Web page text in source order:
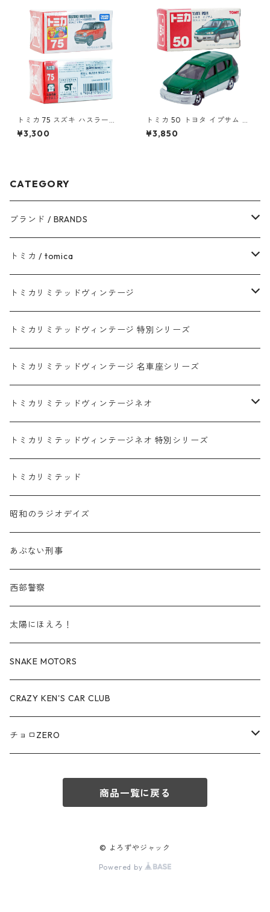
トミカ 75 スズキ ハスラー
（初回特別仕様）#10801757
¥3,300
トミカ 50 トヨタ イプサム #1
0306672
¥3,850
CATEGORY
ブランド / BRANDS
トヨタ / TOYOTA
ダイハツ / DAIHATSU
マツダ / MAZDA
ホンダ / HONDA
日産 / NISSAN
スバル / SUBARU
スズキ / SUZUKI
三菱 / MITSUBISHI
シボレー / Chevrolet
ビー・エム・ダブリュー / BMW
レクサス / LEXUS
アウディ / Audi
ロータス / LOTUS
三菱ふそう/ MITSUBISHI FUSO
トミカ / tomica
赤箱 - 現行トミカ
赤箱 - 限定トミカ 初回特別カラー
赤箱 - 絶版（廃盤）トミカ No.1-120
赤箱 - 絶版（廃盤）トミカ No.1-9
赤箱 - 絶版（廃盤）トミカ No.10-19
赤箱 - 絶版（廃盤）トミカ No.60-69
赤箱 - 絶版（廃盤）トミカ No.70-79
赤箱 - 絶版（廃盤）トミカ No.110-119
赤箱 - 絶版（廃盤）ロングトミカ No.121-
赤箱 - 車種別
乗用車
商用車・公用車
トミカリミテッドヴィンテージ
TLV - NEW LINEUP
TLV - No. LV-00-195
TLV - No. LV-00-09
TLV - No. LV-10-19
TLV - No. LV-60-69
TLV - No. LV-70-79
TLV - No. LV-110-119
TLV - 車種別
乗用車
商用車・公用車
トミカリミテッドヴィンテージ 特別シリーズ
トミカリミテッドヴィンテージ 名車座シリーズ
トミカリミテッドヴィンテージネオ
TLVN - NEW LINEUP
TLVN - No. LV-00-219
TLVN - No. LV-00-09
TLVN - No. LV-10-19
TLVN - No. LV-60-69
TLVN - No. LV-70-79
TLVN - 車種別
乗用車
商用車・公用車
トミカリミテッドヴィンテージネオ 特別シリーズ
トミカリミテッド
昭和のラジオデイズ
あぶない刑事
西部警察
太陽にほえろ！
SNAKE MOTORS
CRAZY KEN'S CAR CLUB
チョロZERO
チョロQZERO - No. Z-00-09
あぶない刑事
商品一覧に戻る
© よろずやジャック
Powered by